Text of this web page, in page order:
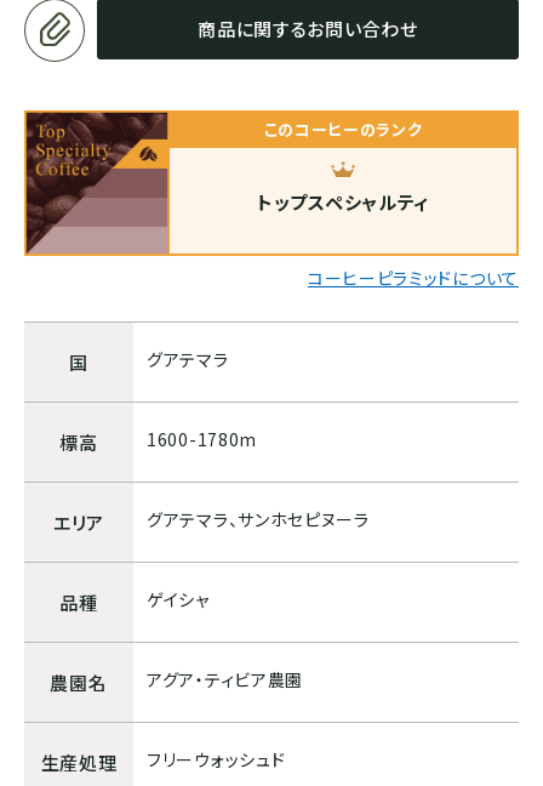
商品に関するお問い合わせ
このコーヒーのランク
トップスペシャルティ
コーヒーピラミッドについて
国 グアテマラ
標高 1600-1780m
エリア グアテマラ、サンホセピヌーラ
品種 ゲイシャ
農園名 アグア・ティビア農園
生産処理 フリーウォッシュド
パナマ
SOUTH AMERICA
ブラジル
エクアドル
ペルー
ボリビア
ASIA